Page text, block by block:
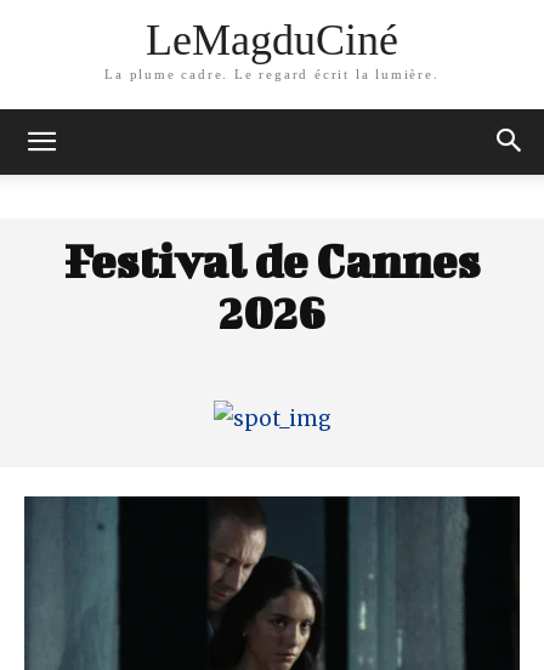
LeMagduCiné
La plume cadre. Le regard écrit la lumière.
Festival de Cannes
2026